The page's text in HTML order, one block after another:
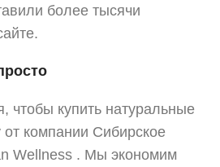
более тысячи
чтобы купить натуральные
компании Сибирское
Wellness . Мы экономим